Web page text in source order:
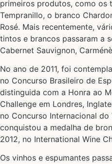
primeiros produtos, como os
Tempranillo, o branco
Rosé. Mais recentemente,
tintos e brancos passaram a
Cabernet Sauvignon,
No ano de 2011, foi
no Concurso Brasileiro de
distinguida com a Honra ao
Challenge em Londres,
no Concurso Internacional do
conquistou a medalha de
2012, no International Wine
Os vinhos e espumantes